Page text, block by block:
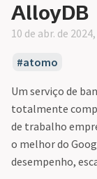
AlloyDB
10 de abr. de 2024
atomo
Um serviço de
totalmente
de trabalho
o melhor do
desempenho,